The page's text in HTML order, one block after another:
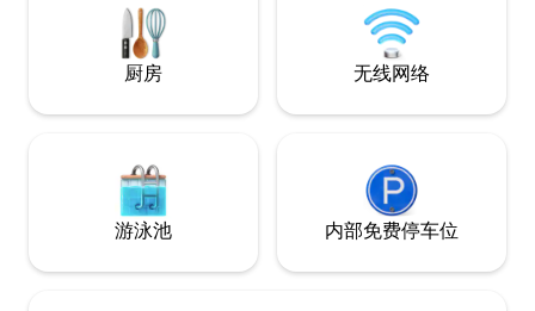
一个简单、美丽、宁静的地方，非常适合
放慢节奏、恢复精力。
厨房 无线网络
游泳池 内部免费停车位